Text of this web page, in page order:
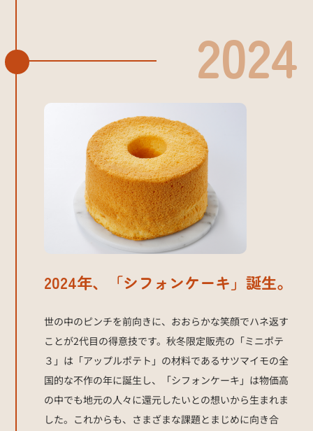
2024
2024年、「シフォンケーキ」誕生。
世の中のピンチを前向きに、おおらかな笑顔でハネ返す
ことが2代目の得意技です。秋冬限定販売の「ミニポテ
３」は「アップルポテト」の材料であるサツマイモの全
国的な不作の年に誕生し、「シフォンケーキ」は物価高
の中でも地元の人々に還元したいとの想いから生まれま
した。これからも、さまざまな課題とまじめに向き合